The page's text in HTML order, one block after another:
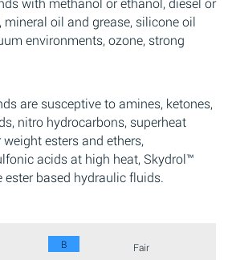
oil and grease, silicone oil
environments, ozone, strong
are susceptive to amines, ketones,
nitro hydrocarbons, superheat
esters and ethers,
acids at high heat, Skydrol™
based hydraulic fluids.
B Fair